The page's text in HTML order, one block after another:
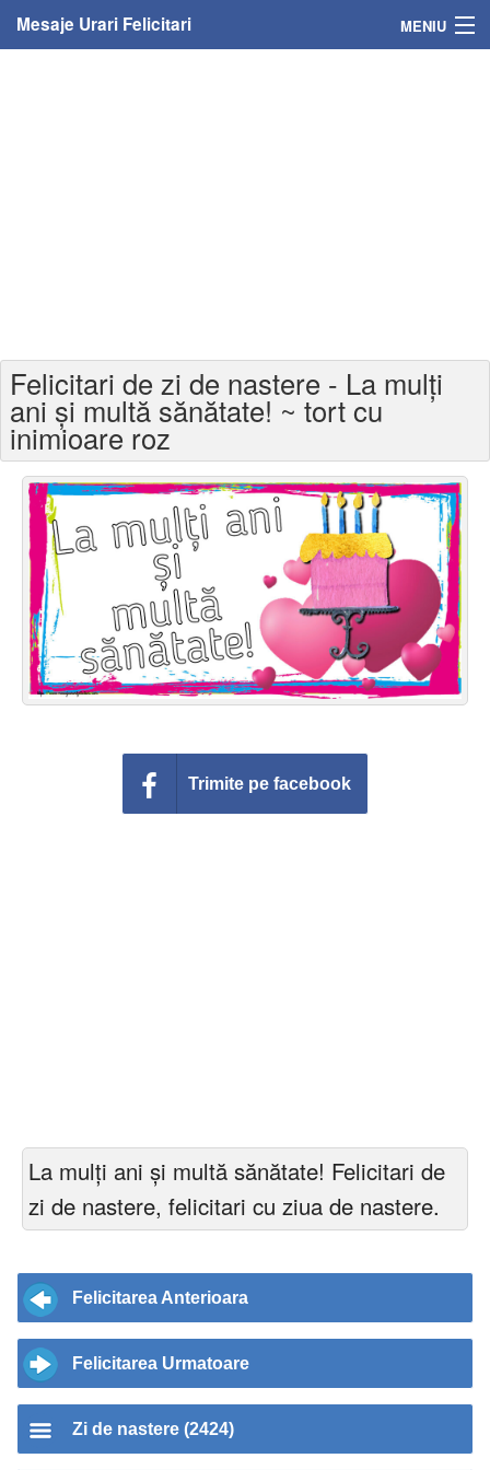
Mesaje Urari Felicitari MENIU
Felicitari varsta
Felicitari zilele anului
Felicitari zile saptamana
Felicitari muzicale
Felicitari muzicale personalizate
Felicitari animate
Invitatii personalizate
Felicitari de zi de nastere - La mulți
ani și multă sănătate! ~ tort cu
inimioare roz
Trimite pe facebook
La mulți ani și multă sănătate! Felicitari de
zi de nastere, felicitari cu ziua de nastere.
Felicitarea Anterioara
Felicitarea Urmatoare
Zi de nastere (2424)